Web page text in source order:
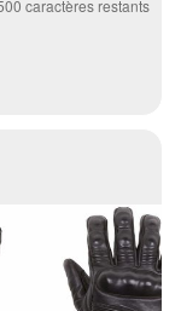
caractères restants